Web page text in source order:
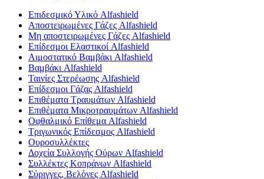
Επιδεσμικό Υλικό Alfashield
Αποστειρωμένες Γάζες Alfashield
Μη αποστειρωμένες Γάζες Alfashield
Επίδεσμοι Ελαστικοί Alfashield
Αιμοστατικό Βαμβάκι Alfashield
Βαμβάκι Alfashield
Ταινίες Στερέωσης Alfashield
Επίδεσμοι Γάζας Alfashield
Επιθέματα Τραυμάτων Alfashield
Επιθέματα Μικροτραυμάτων Alfashield
Οφθαλμικό Eπίθεμα Alfashield
Τριγωνικός Επίδεσμος Alfashield
Ουροσυλλέκτες
Δοχεία Συλλογής Ούρων Alfashield
Συλλέκτες Κοπράνων Alfashield
Σύριγγες, Βελόνες Alfashield